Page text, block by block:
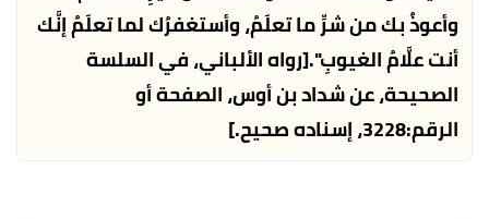
وأعوذُ بك من شرِّ ما تعلَمُ، وأستغفرُك لما تعلَمُ إنَّك
أنت علَّامُ الغيوبِ".[رواه الألباني، في السلسة
الصحيحة، عن شداد بن أوس، الصفحة أو
الرقم:3228، إسناده صحيح.]